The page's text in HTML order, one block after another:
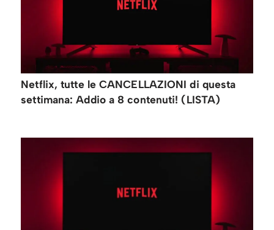
Netflix, tutte le CANCELLAZIONI di questa
settimana: Addio a 8 contenuti! (LISTA)